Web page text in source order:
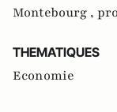
Montebourg ,
THEMATIQUES
Economie